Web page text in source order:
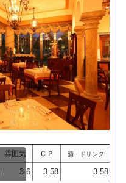
雰囲気 ＣＰ 酒・ドリンク
3.6 3.58 3.58